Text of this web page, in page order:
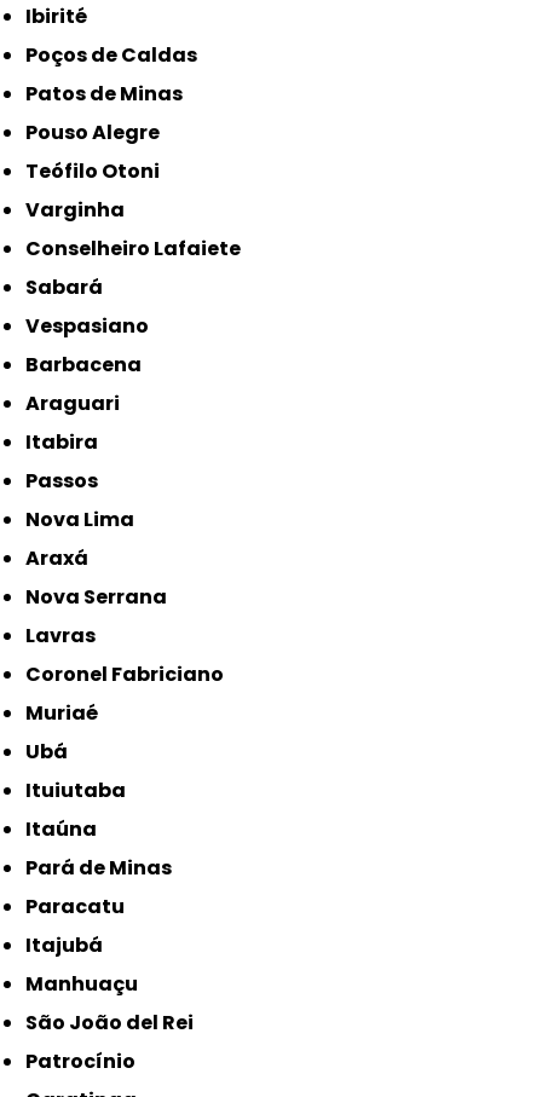
Ibirité
Poços de Caldas
Patos de Minas
Pouso Alegre
Teófilo Otoni
Varginha
Conselheiro Lafaiete
Sabará
Vespasiano
Barbacena
Araguari
Itabira
Passos
Nova Lima
Araxá
Nova Serrana
Lavras
Coronel Fabriciano
Muriaé
Ubá
Ituiutaba
Itaúna
Pará de Minas
Paracatu
Itajubá
Manhuaçu
São João del Rei
Patrocínio